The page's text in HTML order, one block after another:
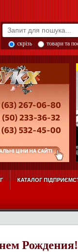
скрізь товари та
КАТАЛОГ
Рождения!